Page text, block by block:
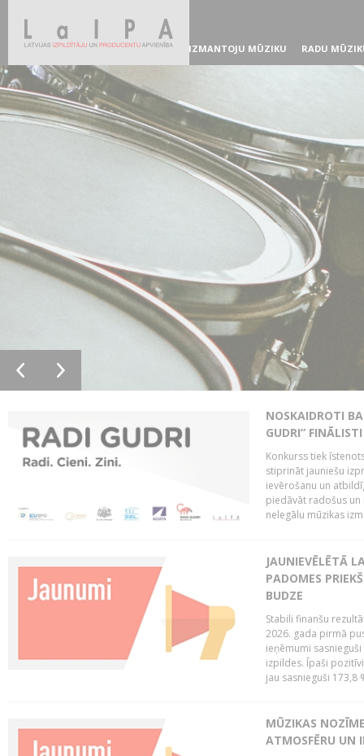
IZMANTOJU MŪZIKU RADU
NOSKAIDROTI
GUDRI” FINĀLISTI
Konkurss tiek
stiprināt jauniešu
ievērošanu un
piedāvāt radošus
nelegālu mūzikas
JAUNIEVĒLĒTĀ
PADOMES
BUDZE
Stabili finanšu
2026. gada pirmā
ieņēmumi
izpildes. Īpaši
jau sasnieguši 173,8
MŪZIKAS
ATMOSFĒRU UN